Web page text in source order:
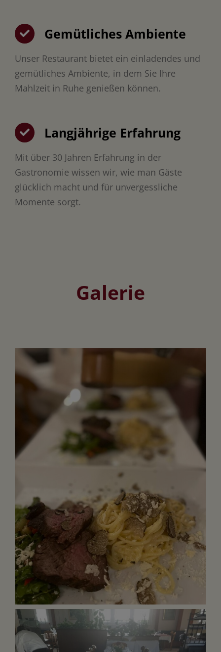
Gemütliches Ambiente
Unser Restaurant bietet ein einladendes und
gemütliches Ambiente, in dem Sie Ihre
Mahlzeit in Ruhe genießen können.
Langjährige Erfahrung
Mit über 30 Jahren Erfahrung in der
Gastronomie wissen wir, wie man Gäste
glücklich macht und für unvergessliche
Momente sorgt.
Galerie